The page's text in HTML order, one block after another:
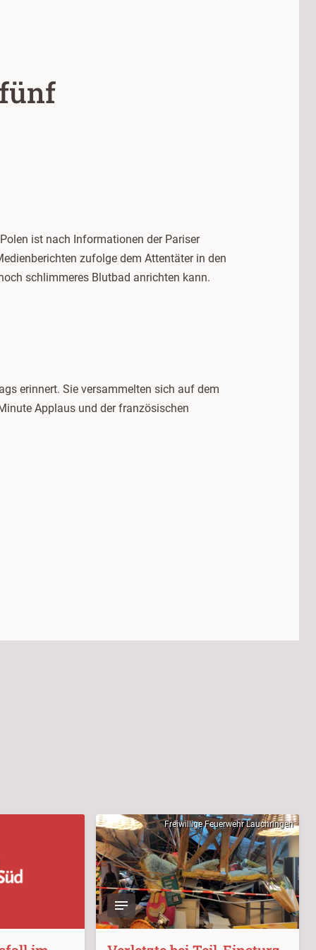
ist nach Informationen der Pariser
zufolge dem Attentäter in den
schlimmeres Blutbad anrichten kann.
erinnert. Sie versammelten sich auf dem
Applaus und der französischen
Freiwillige Feuerwehr Lauchringen